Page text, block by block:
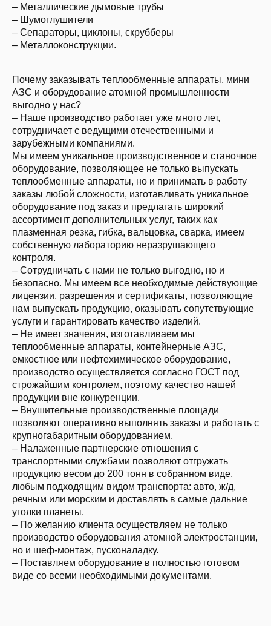
– Металлические дымовые трубы
– Шумоглушители
– Сепараторы, циклоны, скрубберы
– Металлоконструкции.
Почему заказывать теплообменные аппараты, мини
АЗС и оборудование атомной промышленности
выгодно у нас?
– Наше производство работает уже много лет,
сотрудничает с ведущими отечественными и
зарубежными компаниями.
Мы имеем уникальное производственное и станочное
оборудование, позволяющее не только выпускать
теплообменные аппараты, но и принимать в работу
заказы любой сложности, изготавливать уникальное
оборудование под заказ и предлагать широкий
ассортимент дополнительных услуг, таких как
плазменная резка, гибка, вальцовка, сварка, имеем
собственную лабораторию неразрушающего
контроля.
– Сотрудничать с нами не только выгодно, но и
безопасно. Мы имеем все необходимые действующие
лицензии, разрешения и сертификаты, позволяющие
нам выпускать продукцию, оказывать сопутствующие
услуги и гарантировать качество изделий.
– Не имеет значения, изготавливаем мы
теплообменные аппараты, контейнерные АЗС,
емкостное или нефтехимическое оборудование,
производство осуществляется согласно ГОСТ под
строжайшим контролем, поэтому качество нашей
продукции вне конкуренции.
– Внушительные производственные площади
позволяют оперативно выполнять заказы и работать с
крупногабаритным оборудованием.
– Налаженные партнерские отношения с
транспортными службами позволяют отгружать
продукцию весом до 200 тонн в собранном виде,
любым подходящим видом транспорта: авто, ж/д,
речным или морским и доставлять в самые дальние
уголки планеты.
– По желанию клиента осуществляем не только
производство оборудования атомной электростанции,
но и шеф-монтаж, пусконаладку.
– Поставляем оборудование в полностью готовом
виде со всеми необходимыми документами.